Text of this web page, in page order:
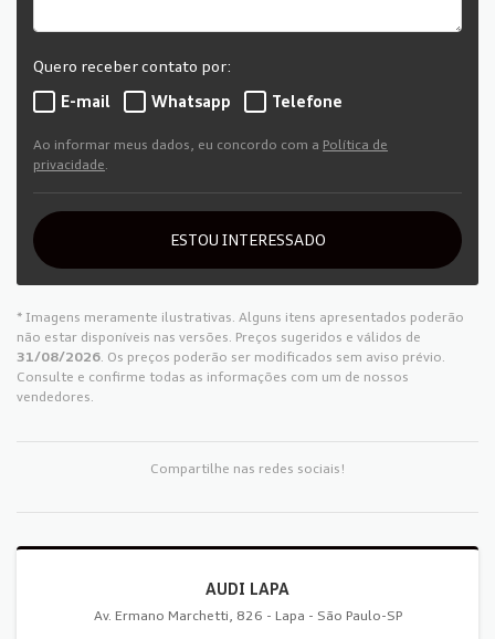
Quero receber contato por:
E-mail
Whatsapp Telefone
Ao informar meus dados, eu concordo com a Política de
privacidade.
ESTOU INTERESSADO
* Imagens meramente ilustrativas. Alguns itens apresentados poderão
não estar disponíveis nas versões. Preços sugeridos e válidos de
31/08/2026. Os preços poderão ser modificados sem aviso prévio.
Consulte e confirme todas as informações com um de nossos
vendedores.
Compartilhe nas redes sociais!
AUDI LAPA
Av. Ermano Marchetti, 826 - Lapa - São Paulo-SP